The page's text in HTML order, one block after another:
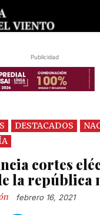
Publicidad
DESTACADOS
cortes
la república
febrero 16, 2021